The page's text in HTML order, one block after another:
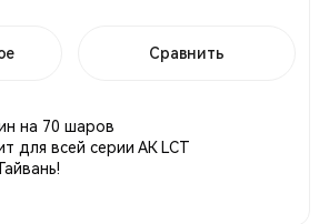
Сравнить
на 70 шаров
для всей серии АК LCT